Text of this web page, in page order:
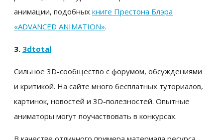
анимации, подобных книге Престона Блэра
«ADVANCED ANIMATION».
3. 3dtotal
Сильное 3D-сообщество с форумом, обсуждениями
и критикой. На сайте много бесплатных туториалов,
картинок, новостей и 3D-полезностей. Опытные
аниматоры могут поучаствовать в конкурсах.